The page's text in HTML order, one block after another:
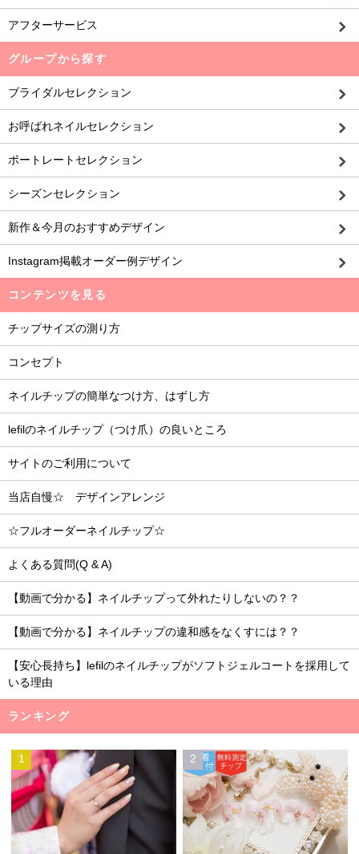
アフターサービス
グループから探す
ブライダルセレクション
お呼ばれネイルセレクション
ポートレートセレクション
シーズンセレクション
新作＆今月のおすすめデザイン
Instagram掲載オーダー例デザイン
コンテンツを見る
チップサイズの測り方
コンセプト
ネイルチップの簡単なつけ方、はずし方
lefilのネイルチップ（つけ爪）の良いところ
サイトのご利用について
当店自慢☆ デザインアレンジ
☆フルオーダーネイルチップ☆
よくある質問(Q & A)
【動画で分かる】ネイルチップって外れたりしないの？？
【動画で分かる】ネイルチップの違和感をなくすには？？
【安心長持ち】lefilのネイルチップがソフトジェルコートを採用して
いる理由
ランキング
1 2